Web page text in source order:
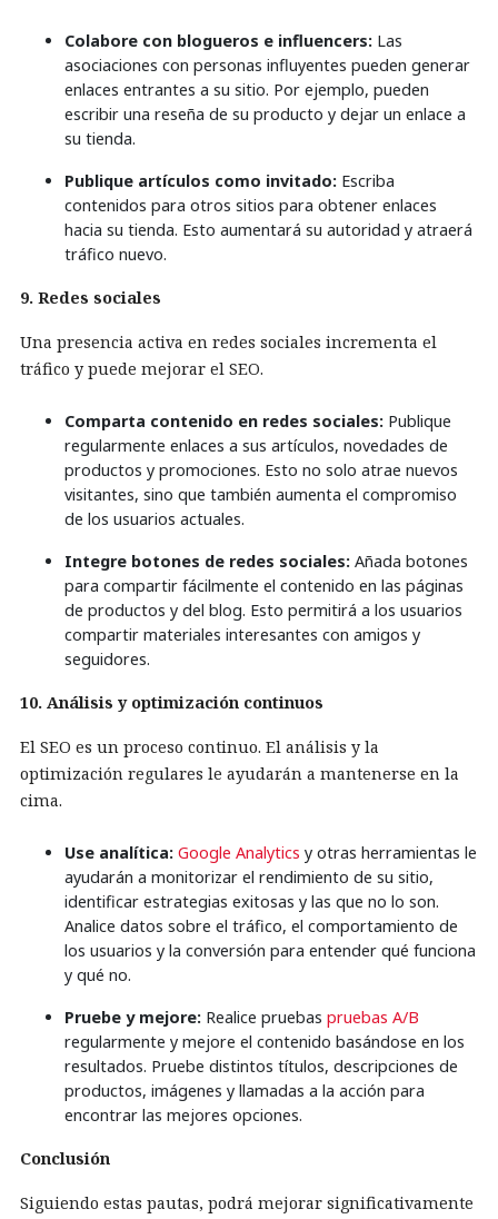
Colabore con blogueros e influencers: Las
asociaciones con personas influyentes pueden generar
enlaces entrantes a su sitio. Por ejemplo, pueden
escribir una reseña de su producto y dejar un enlace a
su tienda.
Publique artículos como invitado: Escriba
contenidos para otros sitios para obtener enlaces
hacia su tienda. Esto aumentará su autoridad y atraerá
tráfico nuevo.
9. Redes sociales
Una presencia activa en redes sociales incrementa el
tráfico y puede mejorar el SEO.
Comparta contenido en redes sociales: Publique
regularmente enlaces a sus artículos, novedades de
productos y promociones. Esto no solo atrae nuevos
visitantes, sino que también aumenta el compromiso
de los usuarios actuales.
Integre botones de redes sociales: Añada botones
para compartir fácilmente el contenido en las páginas
de productos y del blog. Esto permitirá a los usuarios
compartir materiales interesantes con amigos y
seguidores.
10. Análisis y optimización continuos
El SEO es un proceso continuo. El análisis y la
optimización regulares le ayudarán a mantenerse en la
cima.
Use analítica: Google Analytics y otras herramientas le
ayudarán a monitorizar el rendimiento de su sitio,
identificar estrategias exitosas y las que no lo son.
Analice datos sobre el tráfico, el comportamiento de
los usuarios y la conversión para entender qué funciona
y qué no.
Pruebe y mejore: Realice pruebas pruebas A/B
regularmente y mejore el contenido basándose en los
resultados. Pruebe distintos títulos, descripciones de
productos, imágenes y llamadas a la acción para
encontrar las mejores opciones.
Conclusión
Siguiendo estas pautas, podrá mejorar significativamente